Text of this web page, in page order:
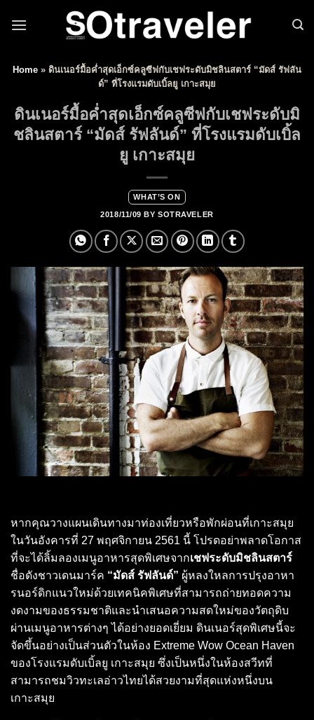
Home » ดินเนอร์มื้อค่ำสุดเอ็กซ์คลูซีฟกับเชฟระดับมิชลินสตาร์ “มัดส์ รัฟลัน
ด์” ที่โรงแรมดับเบิ้ลยู เกาะสมุย
ดินเนอร์มื้อค่ำสุดเอ็กซ์คลูซีฟกับเชฟระดับมิ
ชลินสตาร์ “มัดส์ รัฟลันด์” ที่โรงแรมดับเบิ้ล
ยู เกาะสมุย
WHAT’S ON
2018/11/09 BYSOTRAVELER
หากคุณวางแผนเดินทางมาท่องเที่ยวหรือพักผ่อนที่เกาะสมุย
ในวันอังคารที่ 27 พฤศจิกายน 2561 นี้ โปรดอย่าพลาดโอกาส
ที่จะได้ลิ้มลองเมนูอาหารสุดพิเศษจากเชฟระดับมิชลินสตาร์
ชื่อดังชาวเดนมาร์ค “มัดส์ รัฟลันด์” ผู้หลงใหลการปรุงอาหา
รนอร์ดิกแนวใหม่ด้วยเทคนิคพิเศษที่สามารถถ่ายทอดความ
งดงามของธรรมชาติและนำเสนอความสดใหม่ของวัตถุดิบ
ผ่านเมนูอาหารต่างๆ ได้อย่างยอดเยี่ยม ดินเนอร์สุดพิเศษนี้จะ
จัดขึ้นอย่างเป็นส่วนตัวในห้อง Extreme Wow Ocean Haven
ของโรงแรมดับเบิ้ลยู เกาะสมุย ซึ่งเป็นหนึ่งในห้องสวีทที่
สามารถชมวิวทะเลอ่าวไทยได้สวยงามที่สุดแห่งหนึ่งบน
เกาะสมุย